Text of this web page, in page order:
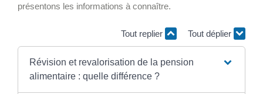
présentons les informations à connaître.
Tout replier Tout déplier
Révision et revalorisation de la pension
alimentaire : quelle différence ?